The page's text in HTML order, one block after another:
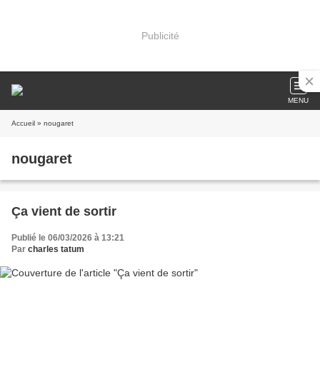
Publicité
MENU
Accueil » nougaret
nougaret
Ça vient de sortir
Publié le 06/03/2026 à 13:21
Par charles tatum